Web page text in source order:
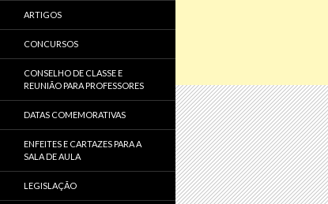
ARTIGOS
CONCURSOS
CONSELHO DE CLASSE E
REUNIÃO PARA PROFESSORES
DATAS COMEMORATIVAS
ENFEITES E CARTAZES PARA A
SALA DE AULA
LEGISLAÇÃO